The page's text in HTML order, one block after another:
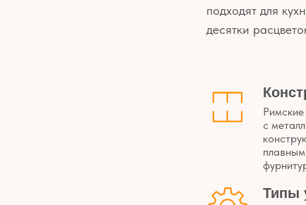
подходят для
десятки
с
Типы